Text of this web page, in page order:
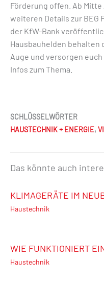
Förderung offen. Ab
weiteren Details zur BEG
der KfW-Bank
Hausbauhelden behalten
Auge und versorgen
Infos zum Thema.
SCHLÜSSELWÖRTER
HAUSTECHNIK + ENERGIE,
Das könnte auch
KLIMAGERÄTE IM
Haustechnik
WIE FUNKTIONIERT
Haustechnik